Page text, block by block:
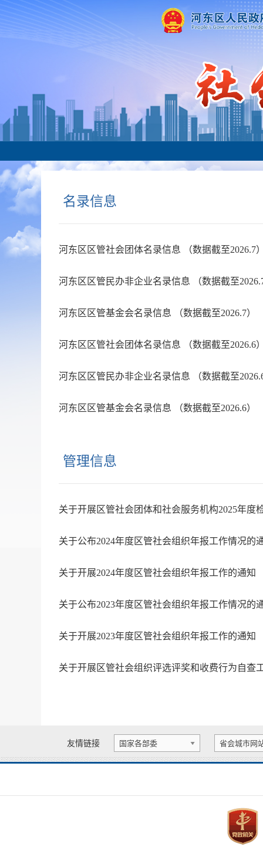
名录信息
河东区区管社会团体名录信息 （数据截至2026.7
河东区区管民办非企业名录信息 （数据截至
河东区区管基金会名录信息 （数据截至2026.7）
河东区区管社会团体名录信息 （数据截至2026.6
河东区区管民办非企业名录信息 （数据截至
河东区区管基金会名录信息 （数据截至2026.6）
管理信息
关于开展区管社会团体和社会服务机构2025年度
关于公布2024年度区管社会组织年报工作情况的
关于开展2024年度区管社会组织年报工作的通知
关于公布2023年度区管社会组织年报工作情况的
关于开展2023年度区管社会组织年报工作的通知
关于开展区管社会组织评选评奖和收费行为自查